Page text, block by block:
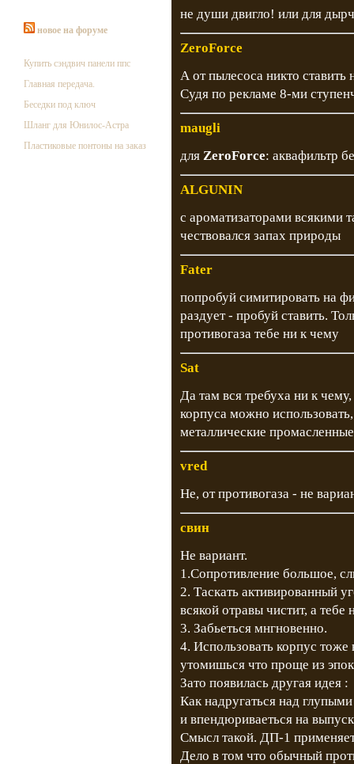
новое на форуме
Купить сэндвич панели ппс
Главная передача.
Беседки под ключ
Шланг для Юнилос-Астра
Пластиковые понтоны на заказ
не души двигло! или для
ZeroForce
А от пылесоса никто ставить
Судя по рекламе 8-ми
maugli
для ZeroForce: аквафильтр
ALGUNIN
с ароматизаторами всякими
чествовался запах природы
Fater
попробуй симитировать на
раздует - пробуй ставить.
противогаза тебе ни к чему
Sat
Да там вся требуха ни к
корпуса можно
металлические
vred
Не, от противогаза - не
свин
Не вариант.
1.Сопротивление большое,
2. Таскать активированный
всякой отравы чистит, а
3. Забьеться мнгновенно.
4. Использовать корпус тоже
утомишься что проще из
Зато появилась другая идея :
Как надругаться над
и впендюриваеться на
Смысл такой. ДП-1
Дело в том что обычный